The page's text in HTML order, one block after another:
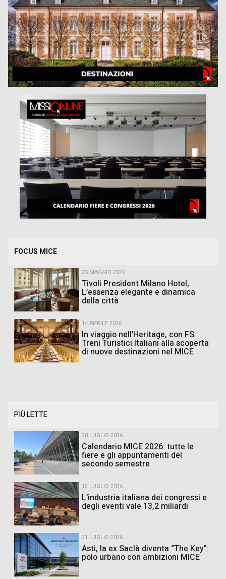
FOCUS MICE
25 MAGGIO 2026
Tivoli President Milano Hotel,
L’essenza elegante e dinamica
della città
14 APRILE 2026
In viaggio nell’Heritage, con FS
Treni Turistici Italiani alla scoperta
di nuove destinazioni nel MICE
PIÙ LETTE
30 LUGLIO 2026
Calendario MICE 2026: tutte le
fiere e gli appuntamenti del
secondo semestre
12 LUGLIO 2026
L’industria italiana dei congressi e
degli eventi vale 13,2 miliardi
31 LUGLIO 2026
Asti, la ex Saclà diventa “The Key”:
polo urbano con ambizioni MICE